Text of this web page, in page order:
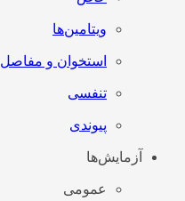
ویتامین‌ها
استخوان و مفاصل
تنفسی
پیوندی
آزمایش‌ها
عمومی